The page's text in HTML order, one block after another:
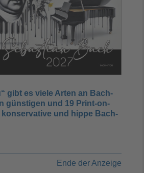
gibt es viele Arten an Bach-
günstigen und 19 Print-on-
konservative und hippe Bach-
Ende der Anzeige